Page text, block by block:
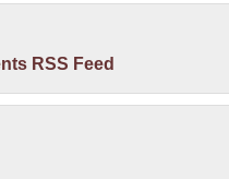
RSS Feed